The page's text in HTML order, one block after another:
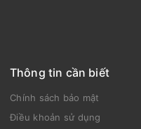
Thông tin cần biết